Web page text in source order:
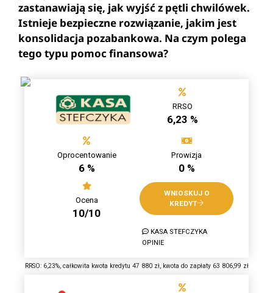
zastanawiają się, jak wyjść z pętli chwilówek.
Istnieje bezpieczne rozwiązanie, jakim jest
konsolidacja pozabankowa. Na czym polega
tego typu pomoc finansowa?
RRSO
6,23 %
Oprocentowanie
6 %
Prowizja
0 %
Ocena
10/10
WNIOSKUJ O
KREDYT
KASA STEFCZYKA
OPINIE
RRSO: 6,23%, całkowita kwota kredytu 47 880 zł, kwota do zapłaty 63 806,99 zł